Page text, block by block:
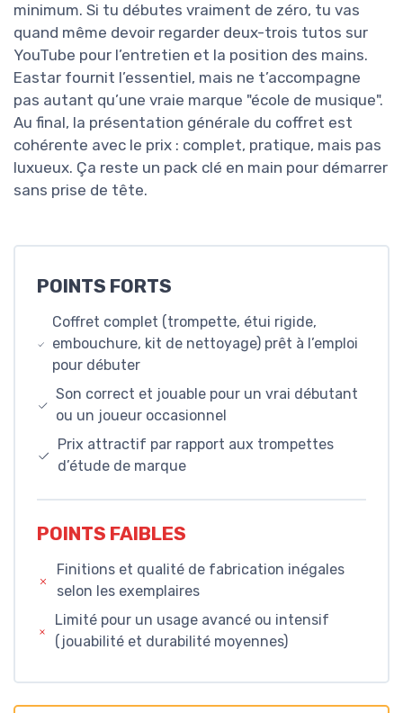
minimum. Si tu débutes vraiment de zéro, tu vas
quand même devoir regarder deux-trois tutos sur
YouTube pour l’entretien et la position des mains.
Eastar fournit l’essentiel, mais ne t’accompagne
pas autant qu’une vraie marque "école de musique".
Au final, la présentation générale du coffret est
cohérente avec le prix : complet, pratique, mais pas
luxueux. Ça reste un pack clé en main pour démarrer
sans prise de tête.
POINTS FORTS
Coffret complet (trompette, étui rigide,
embouchure, kit de nettoyage) prêt à l’emploi
pour débuter
Son correct et jouable pour un vrai débutant
ou un joueur occasionnel
Prix attractif par rapport aux trompettes
d’étude de marque
POINTS FAIBLES
Finitions et qualité de fabrication inégales
selon les exemplaires
Limité pour un usage avancé ou intensif
(jouabilité et durabilité moyennes)